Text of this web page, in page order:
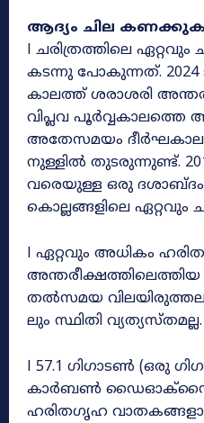
ആദ്യം ചില
l ചരിത്രത്തിലെ
കടന്നു പോകുന്നത്.
കാലത്ത് ശരാശരി
വിപ്ലവ പൂർവ്വകാലത്തെ
അതേസമയം ദീർഘകാല
നുള്ളിൽ തുടരുന്നുണ്ട്.
വരെയുള്ള ഒരു ദശാബ്ദം
കൊല്ലങ്ങളിലെ
l ഏറ്റവും അധികം
അന്തരീക്ഷത്തിലെത്തിയ
തൽസമയ
ലും സ്ഥിതി വ്യത്യസ്തമല്ല.
l 57.1 ഗിഗാടൺ (ഒരു
കാർബൺ
ഹരിതഗൃഹ